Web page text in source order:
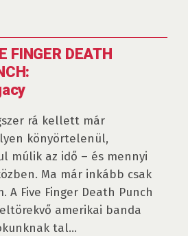
FINGER DEATH
rá kellett már
könyörtelenül,
múlik az idő – és mennyi
Ma már inkább csak
A Five Finger Death Punch
amerikai banda
tal...